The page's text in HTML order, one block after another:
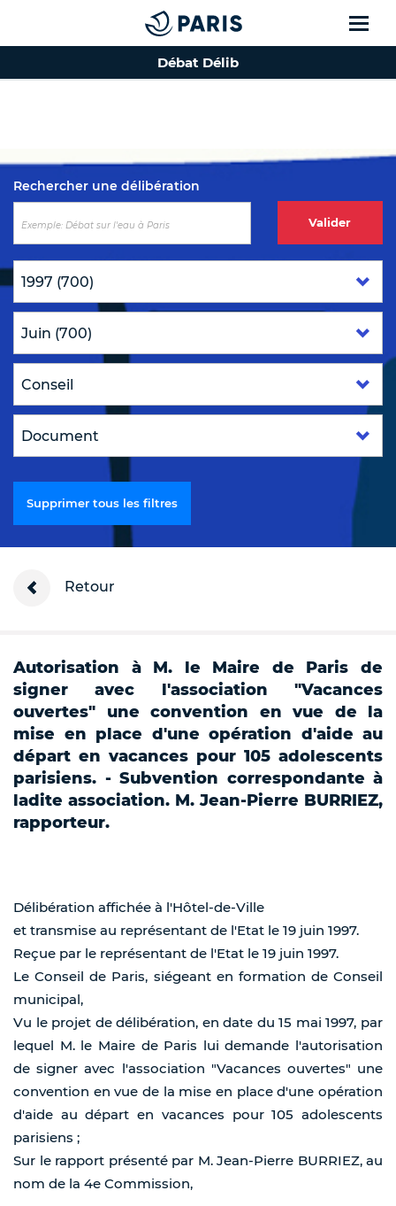
Top of the page
Débat Délib
Rechercher une délibération
Valider
Supprimer tous les filtres
Retour
Autorisation à M. le Maire de Paris de
signer avec l'association "Vacances
ouvertes" une convention en vue de la
mise en place d'une opération d'aide au
départ en vacances pour 105 adolescents
parisiens. - Subvention correspondante à
ladite association. M. Jean-Pierre BURRIEZ,
rapporteur.
Délibération affichée à l'Hôtel-de-Ville
et transmise au représentant de l'Etat le 19 juin 1997.
Reçue par le représentant de l'Etat le 19 juin 1997.
Le Conseil de Paris, siégeant en formation de Conseil
municipal,
Vu le projet de délibération, en date du 15 mai 1997, par
lequel M. le Maire de Paris lui demande l'autorisation
de signer avec l'association "Vacances ouvertes" une
convention en vue de la mise en place d'une opération
d'aide au départ en vacances pour 105 adolescents
parisiens ;
Sur le rapport présenté par M. Jean-Pierre BURRIEZ, au
nom de la 4e Commission,